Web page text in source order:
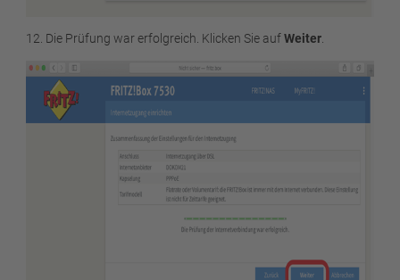
12. Die Prüfung war erfolgreich. Klicken Sie aufWeiter